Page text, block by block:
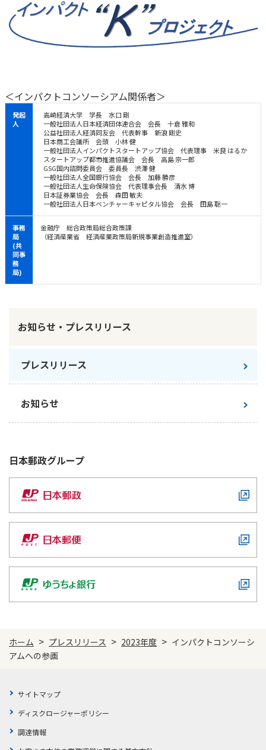
＜インパクトコンソーシアム関係者＞
発起
人
高崎経済大学 学長 水口 剛
一般社団法人日本経済団体連合会 会長 十倉 雅和
公益社団法人経済同友会 代表幹事 新浪 剛史
日本商工会議所 会頭 小林 健
一般社団法人インパクトスタートアップ協会 代表理事 米良 はるか
スタートアップ都市推進協議会 会長 高島 宗一郎
GSG国内諮問委員会 委員長 渋澤 健
一般社団法人全国銀行協会 会長 加藤 勝彦
一般社団法人生命保険協会 代表理事会長 清水 博
日本証券業協会 会長 森田 敏夫
一般社団法人日本ベンチャーキャピタル協会 会長 田島 聡一
事務
局
(共
同事
務
局)
金融庁 総合政策局総合政策課
（経済産業省 経済産業政策局新規事業創造推進室）
お知らせ・プレスリリース
プレスリリース
お知らせ
日本郵政グループ
ホーム > プレスリリース > 2023年度 > インパクトコンソーシ
アムへの参画
サイトマップ
ディスクロージャーポリシー
調達情報